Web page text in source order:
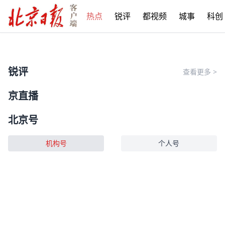
热点 锐评 都视频 城事 科创
锐评 查看更多 >
京直播
北京号
机构号 个人号